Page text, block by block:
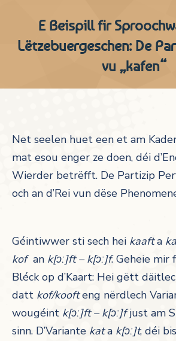
E Beispill fir
Lëtzebuergeschen: De
vu „kafen“
Net seelen huet een et am
mat esou enger ze doen, déi
Wierder betrëfft. De Partizip
och an d’Rei vun dëse
Géintiwwer sti sech hei kaafta
kof an k[ɔː]ft – k[ɔː]f. Geheie mir
Bléck op d’Kaart: Hei gëtt
datt kof/koofteng nërdlech
wougéint k[ɔː]ft – k[ɔː]fjust am
sinn. D’Variante kata k[ɔː]t, déi